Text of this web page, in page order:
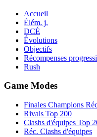
Accueil
Élém. j.
DCÉ
Évolutions
Objectifs
Récompenses
Rush
Game Modes
Finales Champions
Rivals Top 200
Clashs d'équipes Top
Réc. Clashs d'équipes